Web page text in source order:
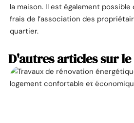
la maison. Il est également
frais de l’association des
quartier.
D'autres articles sur
ACTUALITÉ